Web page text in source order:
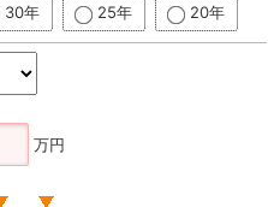
30年 25年 20年
万円